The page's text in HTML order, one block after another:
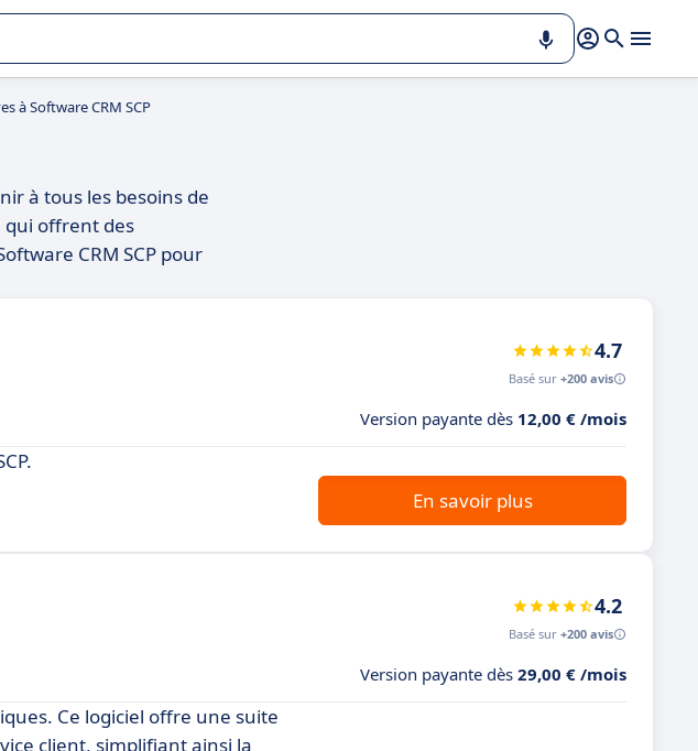
entreprise.
à Software CRM SCP
à tous les besoins de
qui offrent des
CRM SCP pour
4.7
Basé sur +200 avis
Version payante dès 12,00 € /mois
En savoir plus
4.2
Basé sur +200 avis
Version payante dès 29,00 € /mois
Ce logiciel offre une suite
client, simplifiant ainsi la